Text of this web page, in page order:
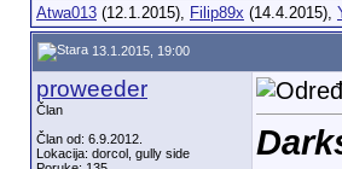
Atwa013(12.1.2015), Filip89x (14.4.2015),
13.1.2015, 19:00
proweeder
Član
Član od: 6.9.2012.
Lokacija: dorcol, gully side